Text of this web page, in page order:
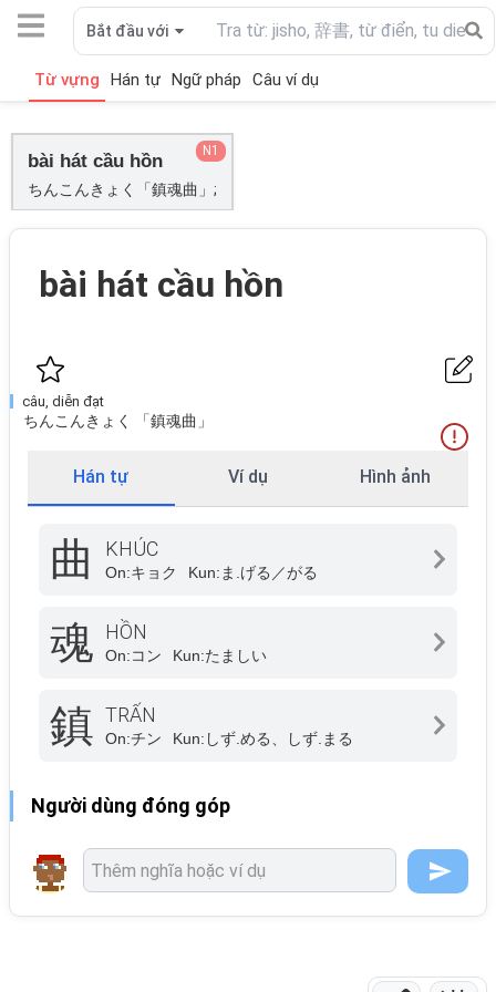
Bắt đầu với
Từ vựng Hán tự Ngữ pháp Câu ví dụ
bài hát cầu hồn
ちんこんきょく「鎮魂曲」;
N1
bài hát cầu hồn
câu, diễn đạt
ちんこんきょく 「鎮魂曲」
Hán tự Ví dụ Hình ảnh
曲 KHÚC
On:キョク Kun: ま.げる／がる
魂 HỒN
On:コン Kun:たましい
鎮 TRẤN
On:チン Kun: しず.める、しず.まる
Người dùng đóng góp